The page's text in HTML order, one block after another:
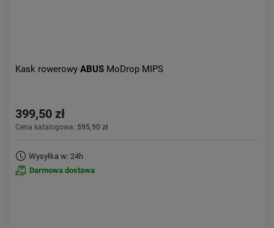
Kask rowerowy ABUS MoDrop MIPS
399,50 zł
Cena katalogowa: 595,90 zł
Wysyłka w: 24h
Darmowa dostawa